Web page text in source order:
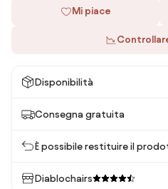
Mi piace
Disponibilità
Consegna gratuita
È possibile restituire il
Diablochairs